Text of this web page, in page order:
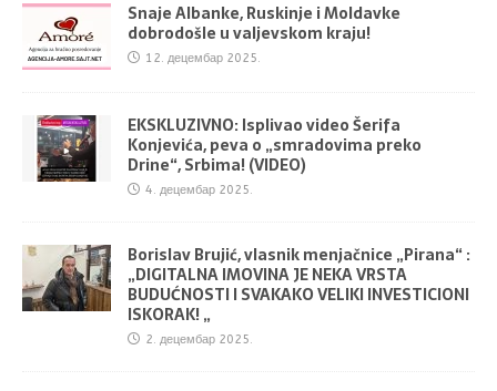
Snaje Albanke, Ruskinje i Moldavke
dobrodošle u valjevskom kraju!
12. децембар 2025.
EKSKLUZIVNO: Isplivao video Šerifa
Konjevića, peva o „smradovima preko
Drine“, Srbima! (VIDEO)
4. децембар 2025.
Borislav Brujić, vlasnik menjačnice „Pirana“ :
„DIGITALNA IMOVINA JE NEKA VRSTA
BUDUĆNOSTI I SVAKAKO VELIKI INVESTICIONI
ISKORAK! „
2. децембар 2025.